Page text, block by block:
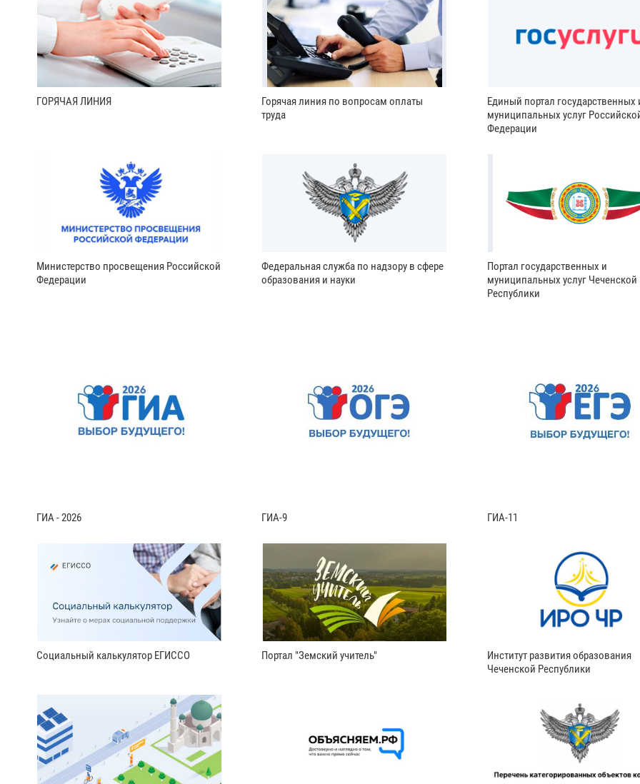
ГОРЯЧАЯ ЛИНИЯ
Горячая линия по вопросам оплаты
труда
Единый портал государственных
муниципальных услуг
Федерации
Министерство просвещения Российской
Федерации
Федеральная служба по надзору в сфере
образования и науки
Портал государственных и
муниципальных услуг Чеченской
Республики
ГИА - 2026 ГИА-9 ГИА-11
Социальный калькулятор ЕГИССО Портал "Земский учитель"
Институт развития образования
Чеченской Республики